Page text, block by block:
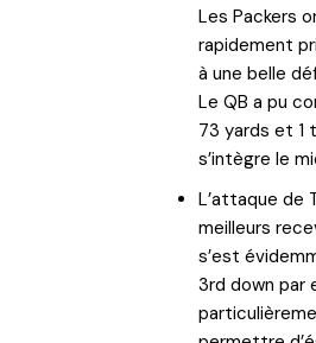
Les Packers
rapidement
à une belle
Le QB a pu
73 yards et 1
s’intègre le
L’attaque de
meilleurs
s’est
3rd down par